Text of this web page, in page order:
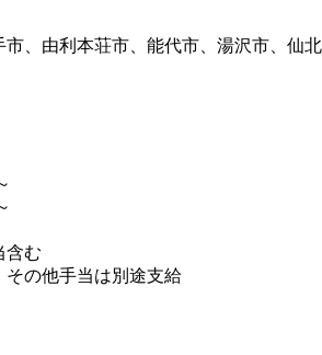
、由利本荘市、能代市、湯沢市、仙北
含む
の他手当は別途支給